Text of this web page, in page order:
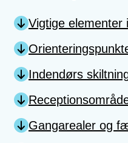
Vigtige elementer
Indendørs
Gangarealer og